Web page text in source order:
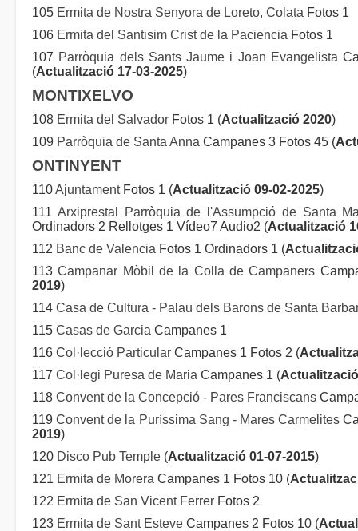
105 Ermita de Nostra Senyora de Loreto, Colata Fotos 1
106 Ermita del Santisim Crist de la Paciencia Fotos 1
107 Parròquia dels Sants Jaume i Joan Evangelista
(Actualització 17-03-2025)
MONTIXELVO
108 Ermita del Salvador Fotos 1 (Actualització 2020)
109 Parròquia de Santa Anna Campanes 3 Fotos 45 (
ONTINYENT
110AjuntamentFotos 1 (Actualització 09-02-2025)
111 Arxiprestal Parròquia de l'Assumpció de Santa
Ordinadors 2 Rellotges 1 Vídeo7 Audio2 (Actualització
112 Banc de Valencia Fotos 1 Ordinadors 1 (
113Campanar Mòbil de la Colla de Campaners
2019)
114 Casa de Cultura - Palau dels Barons de Santa
115 Casas de Garcia Campanes 1
116 Col·lecció Particular Campanes 1 Fotos 2 (
117 Col·legi Puresa de Maria Campanes 1 (
118 Convent de la Concepció - Pares Franciscans
119Convent de la Puríssima Sang - Mares Carmelites
2019)
120 Disco Pub Temple (Actualització 01-07-2015)
121 Ermita de Morera Campanes 1 Fotos 10 (
122 Ermita de San Vicent Ferrer Fotos 2
123 Ermita de Sant Esteve Campanes 2 Fotos 10 (